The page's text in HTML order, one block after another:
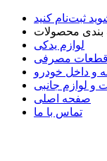
ثبت‌نام کنید
بندی محصولات
لوازم یدکی
قطعات مصرفی
و داخل خودرو
و لوازم جانبی
صفحه اصلی
تماس با ما